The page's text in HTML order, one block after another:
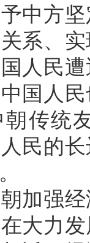
中方
系、
人民
国人
传统
民的
强经
大力